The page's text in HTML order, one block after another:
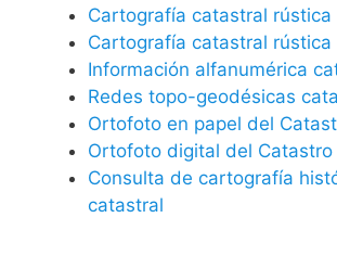
Cartografía catastral rústica
Cartografía catastral rústica
Información alfanumérica
Redes topo-geodésicas
Ortofoto en papel del
Ortofoto digital del Catastro
Consulta de cartografía
catastral